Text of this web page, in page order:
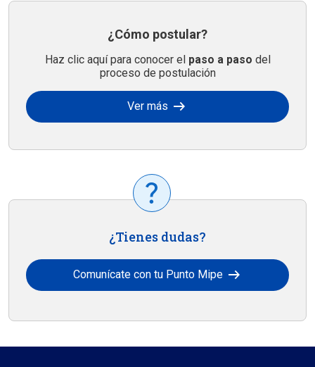
¿Cómo postular?
Haz clic aquí para conocer el paso a paso del
proceso de postulación
Ver más arrow_right_alt
¿Tienes dudas?
Comunícate con tu Punto Mipe arrow_right_alt